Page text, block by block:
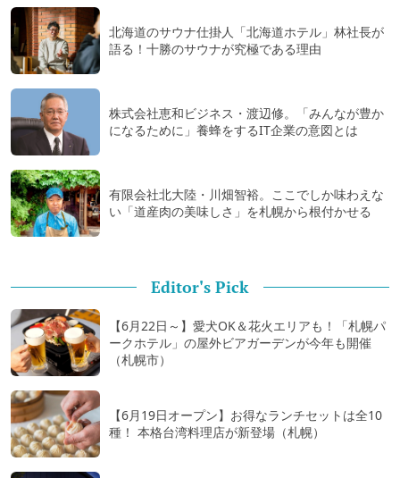
北海道のサウナ仕掛人「北海道ホテル」林社長が
語る！十勝のサウナが究極である理由
株式会社恵和ビジネス・渡辺修。「みんなが豊か
になるために」養蜂をするIT企業の意図とは
有限会社北大陸・川畑智裕。ここでしか味わえな
い「道産肉の美味しさ」を札幌から根付かせる
Editor's Pick
【6月22日～】愛犬OK＆花火エリアも！「札幌パ
ークホテル」の屋外ビアガーデンが今年も開催
（札幌市）
【6月19日オープン】お得なランチセットは全10
種！ 本格台湾料理店が新登場（札幌）